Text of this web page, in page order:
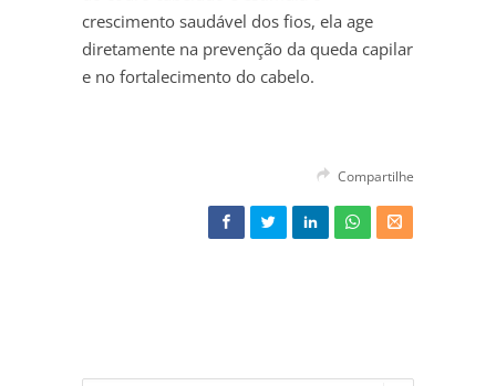
crescimento saudável dos fios, ela age
diretamente na prevenção da queda capilar
e no fortalecimento do cabelo.
Compartilhe